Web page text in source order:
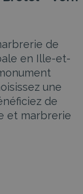
de
en Ille-et-
une
de
et marbrerie